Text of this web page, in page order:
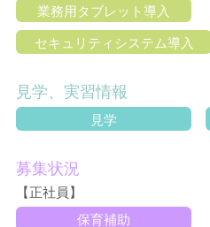
業務用タブレット導入
セキュリティシステム導入
見学、実習情報
見学
募集状況
【正社員】
保育補助